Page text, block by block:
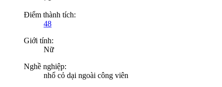
Điểm thành tích:
48
Giới tính:
Nữ
Nghề nghiệp:
nhổ cỏ dại ngoài công viên